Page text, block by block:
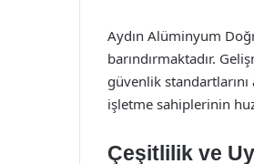
Aydın Alüminyum
barındırmaktadır.
güvenlik
işletme sahiplerinin
Çeşitlilik ve